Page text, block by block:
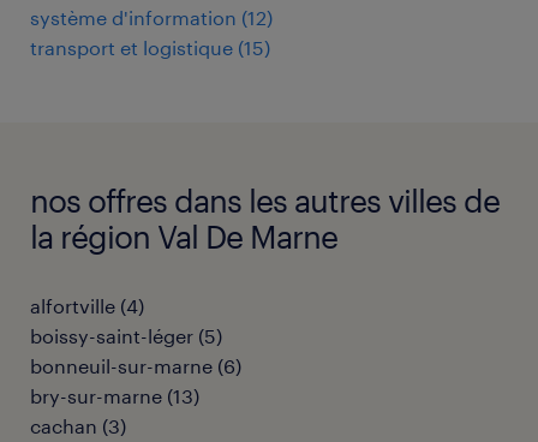
système d'information (12)
transport et logistique (15)
nos offres dans les autres villes de
la région Val De Marne
alfortville (4)
boissy-saint-léger (5)
bonneuil-sur-marne (6)
bry-sur-marne (13)
cachan (3)